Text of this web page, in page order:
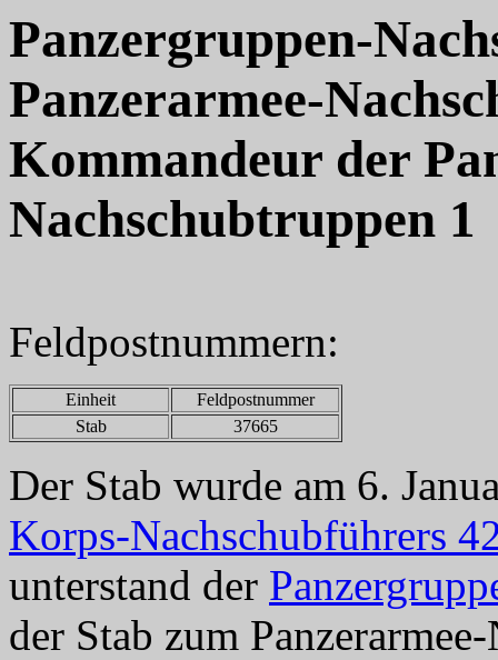
Panzergruppen-
Panzerarmee-
Kommandeur der
Nachschubtruppen 1
Feldpostnummern:
Einheit
Feldpostnummer
Stab
37665
Der Stab wurde am 6.
Korps-Nachschubführers
unterstand der
der Stab zum